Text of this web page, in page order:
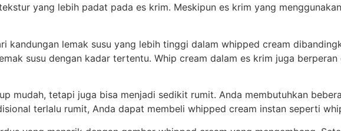
yang lebih padat pada es krim. Meskipun es krim yang
kandungan lemak susu yang lebih tinggi dalam whipped cream
susu dengan kadar tertentu. Whip cream dalam es krim juga berperan
mudah, tetapi juga bisa menjadi sedikit rumit. Anda membutuhkan
terlalu rumit, Anda dapat membeli whipped cream instan seperti